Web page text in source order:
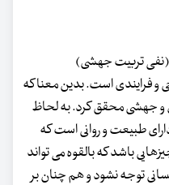
(نفی تربیت جهشی)
و فرایندی است. بدین معنا که
و جهشی محقق کرد. به لحاظ
طبیعت و روانی است که
باشد که بالقوه می تواند
توجه نشود و هم چنان بر